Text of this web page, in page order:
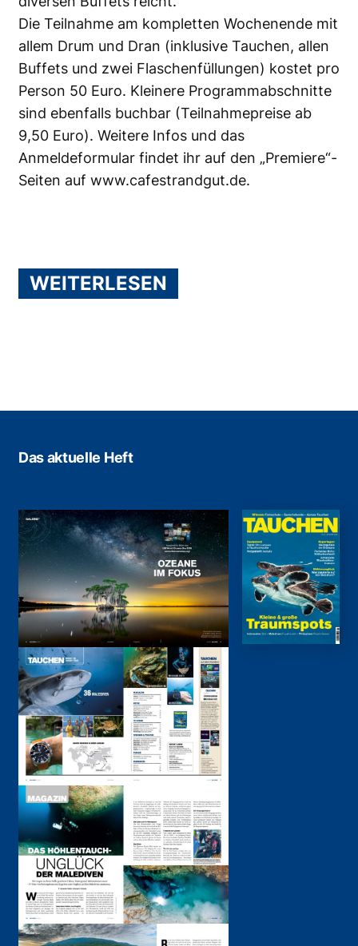
Die Teilnahme am kompletten Wochenende mit
allem Drum und Dran (inklusive Tauchen, allen
Buffets und zwei Flaschenfüllungen) kostet pro
Person 50 Euro. Kleinere Programmabschnitte
sind ebenfalls buchbar (Teilnahmepreise ab
9,50 Euro). Weitere Infos und das
Anmeldeformular findet ihr auf den „Premiere“-
Seiten auf www.cafestrandgut.de.
WEITERLESEN
Das aktuelle Heft